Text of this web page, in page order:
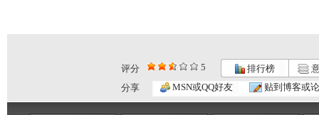
评分 5 排行榜
分享
MSN或QQ好友 贴到博客或